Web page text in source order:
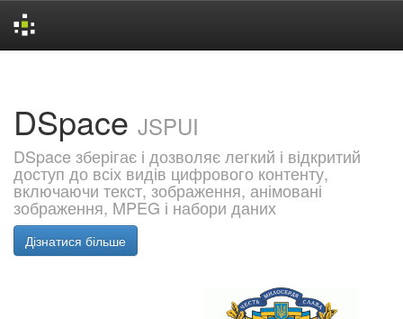
DSpace JSPUI
DSpace зберігає і дозволяє легкий і відкритий
доступ до всіх видів цифрового контенту,
включаючи текст, зображення, анімовані
зображення, MPEG і набори даних
Дізнатися більше